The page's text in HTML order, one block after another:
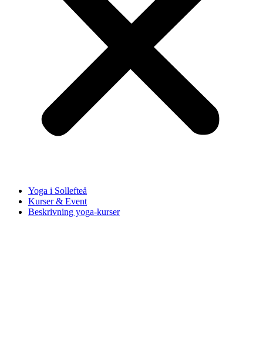
Yoga i Sollefteå
Kurser & Event
Beskrivning yoga-kurser